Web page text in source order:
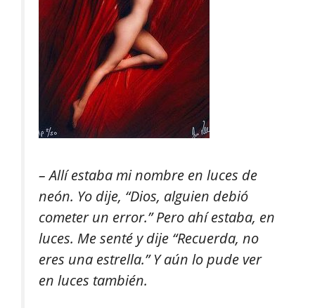
– Allí estaba mi nombre en luces de
neón. Yo dije, “Dios, alguien debió
cometer un error.” Pero ahí estaba, en
luces. Me senté y dije “Recuerda, no
eres una estrella.” Y aún lo pude ver
en luces también.